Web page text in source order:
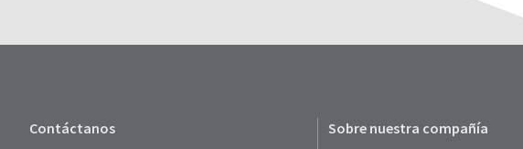
Contáctanos Sobre nuestra compañía